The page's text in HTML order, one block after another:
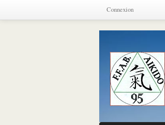
Connexion